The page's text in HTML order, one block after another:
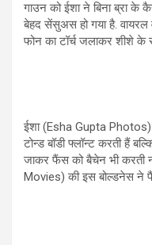
गाउन को ईशा ने बिना ब्रा
बेहद सेंसुअस हो गया है. वायरल
फोन का टॉर्च जलाकर शीशे के
ईशा (Esha Gupta
टोन्ड बॉडी फ्लॉन्ट करती हैं
जाकर फैंस को बैचेन भी करती
Movies) की इस बोल्डनेस ने